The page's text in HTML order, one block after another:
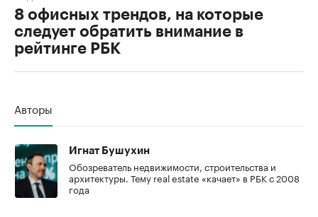
8 офисных трендов, на которые
следует обратить внимание в
рейтинге РБК
Авторы
Игнат Бушухин
Обозреватель недвижимости, строительства и
архитектуры. Тему real estate «качает» в РБК с 2008
года